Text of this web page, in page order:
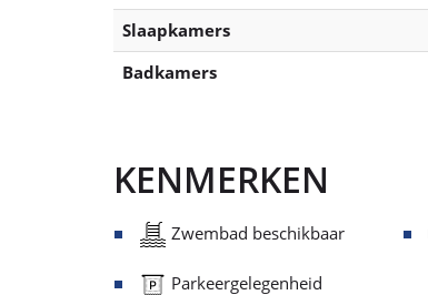
Slaapkamers
Badkamers
KENMERKEN
Zwembad beschikbaar
Parkeergelegenheid